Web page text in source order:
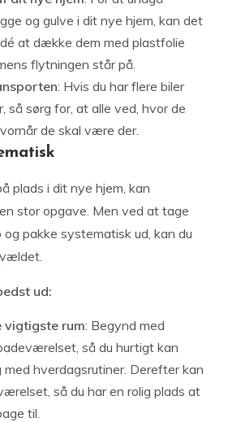
og gulve i dit nye hjem, kan det
at dække dem med plastfolie
flytningen står på.
: Hvis du har flere biler
så sørg for, at alle ved, hvor de
de skal være der.
plads i dit nye hjem, kan
stor opgave. Men ved at tage
pakke systematisk ud, kan du
ud:
vigtigste rum: Begynd med
så du hurtigt kan
med hverdagsrutiner. Derefter kan
så du har en rolig plads at
til.